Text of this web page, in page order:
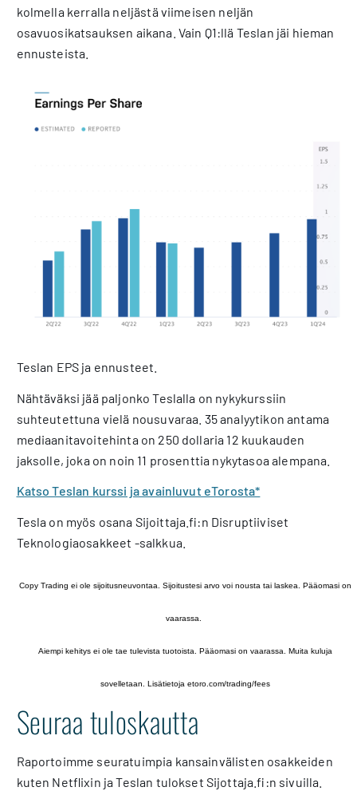
kolmella kerralla neljästä viimeisen neljän
osavuosikatsauksen aikana. Vain Q1:llä Teslan jäi hieman
ennusteista.
Teslan EPS ja ennusteet.
Nähtäväksi jää paljonko Teslalla on nykykurssiin
suhteutettuna vielä nousuvaraa. 35 analyytikon antama
mediaanitavoitehinta on 250 dollaria 12 kuukauden
jaksolle, joka on noin 11 prosenttia nykytasoa alempana.
Katso Teslan kurssi ja avainluvut eTorosta*
Tesla on myös osana Sijoittaja.fi:n Disruptiiviset
Teknologiaosakkeet -salkkua.
Copy Trading ei ole sijoitusneuvontaa. Sijoitustesi arvo voi nousta tai laskea. Pääomasi on
vaarassa.
Aiempi kehitys ei ole tae tulevista tuotoista. Pääomasi on vaarassa. Muita kuluja
sovelletaan. Lisätietoja etoro.com/trading/fees
Seuraa tuloskautta
Raportoimme seuratuimpia kansainvälisten osakkeiden
kuten Netflixin ja Teslan tulokset Sijottaja.fi:n sivuilla.